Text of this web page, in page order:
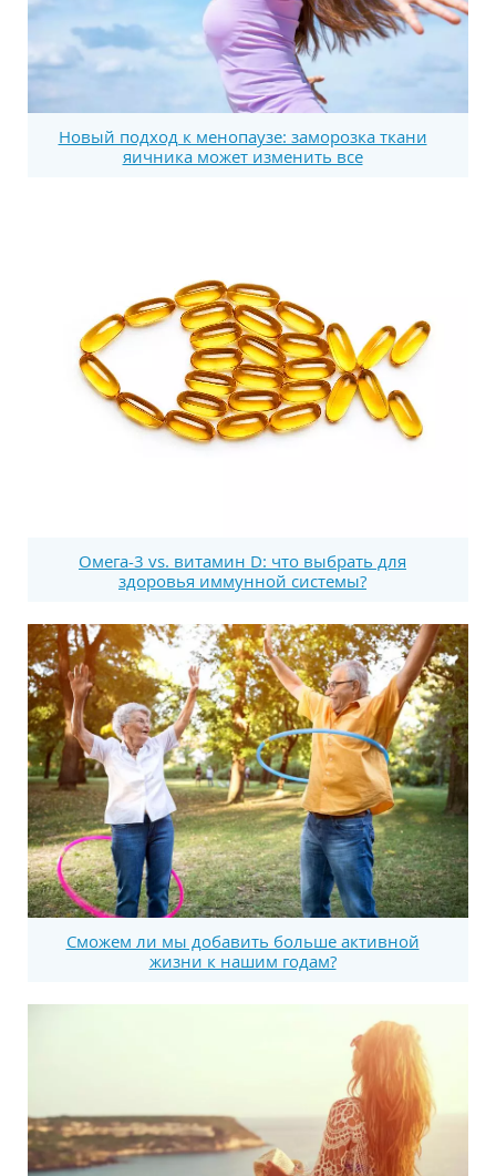
Новый подход к менопаузе: заморозка ткани
яичника может изменить все
Омега-3 vs. витамин D: что выбрать для
здоровья иммунной системы?
Сможем ли мы добавить больше активной
жизни к нашим годам?